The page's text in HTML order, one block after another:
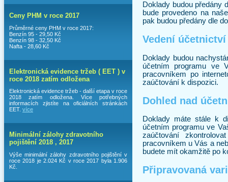
Ceny PHM v roce 2017
Průměrné ceny PHM v roce 2017:
Benzín 95 - 29,50 Kč
Benzín 98 - 32,50 Kč
Nafta - 28,60 Kč
Elektronická evidence tržeb ( EET ) v
roce 2018 zatím odložena
Elektronická evidence tržeb - další etapa v roce
2018 zatím odložena. Více potřebných
informacích zjistíte na oficiálních stránkách
EET. více
Minimální zálohy zdravotního
pojištění 2018 , 2017
Výše minimální zálohy zdravotního pojištění v
roce 2018 je 2.024 Kč v roce 2017 byla 1.906
Kč.
Doklady budou předány
bude provedeno na
pak budou předány dle
Vedení účetnictví
Doklady budou
účetním programu ve
pracovníkem po
zaúčtování k dispozici.
Dohled nad
Doklady máte stále k
účetním programu ve
zaúčtování
pracovníkem u Vás a
budete mít okamžitě po
Připravovaná